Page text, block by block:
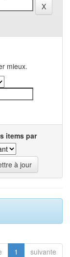
mieux.
items par
1 suivante